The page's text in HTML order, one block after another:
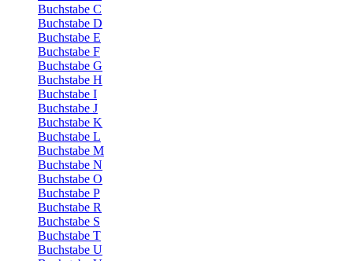
Buchstabe C
Buchstabe D
Buchstabe E
Buchstabe F
Buchstabe G
Buchstabe H
Buchstabe I
Buchstabe J
Buchstabe K
Buchstabe L
Buchstabe M
Buchstabe N
Buchstabe O
Buchstabe P
Buchstabe R
Buchstabe S
Buchstabe T
Buchstabe U